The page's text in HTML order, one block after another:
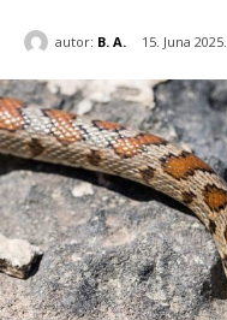
autor: B. A. 15. Juna 2025.